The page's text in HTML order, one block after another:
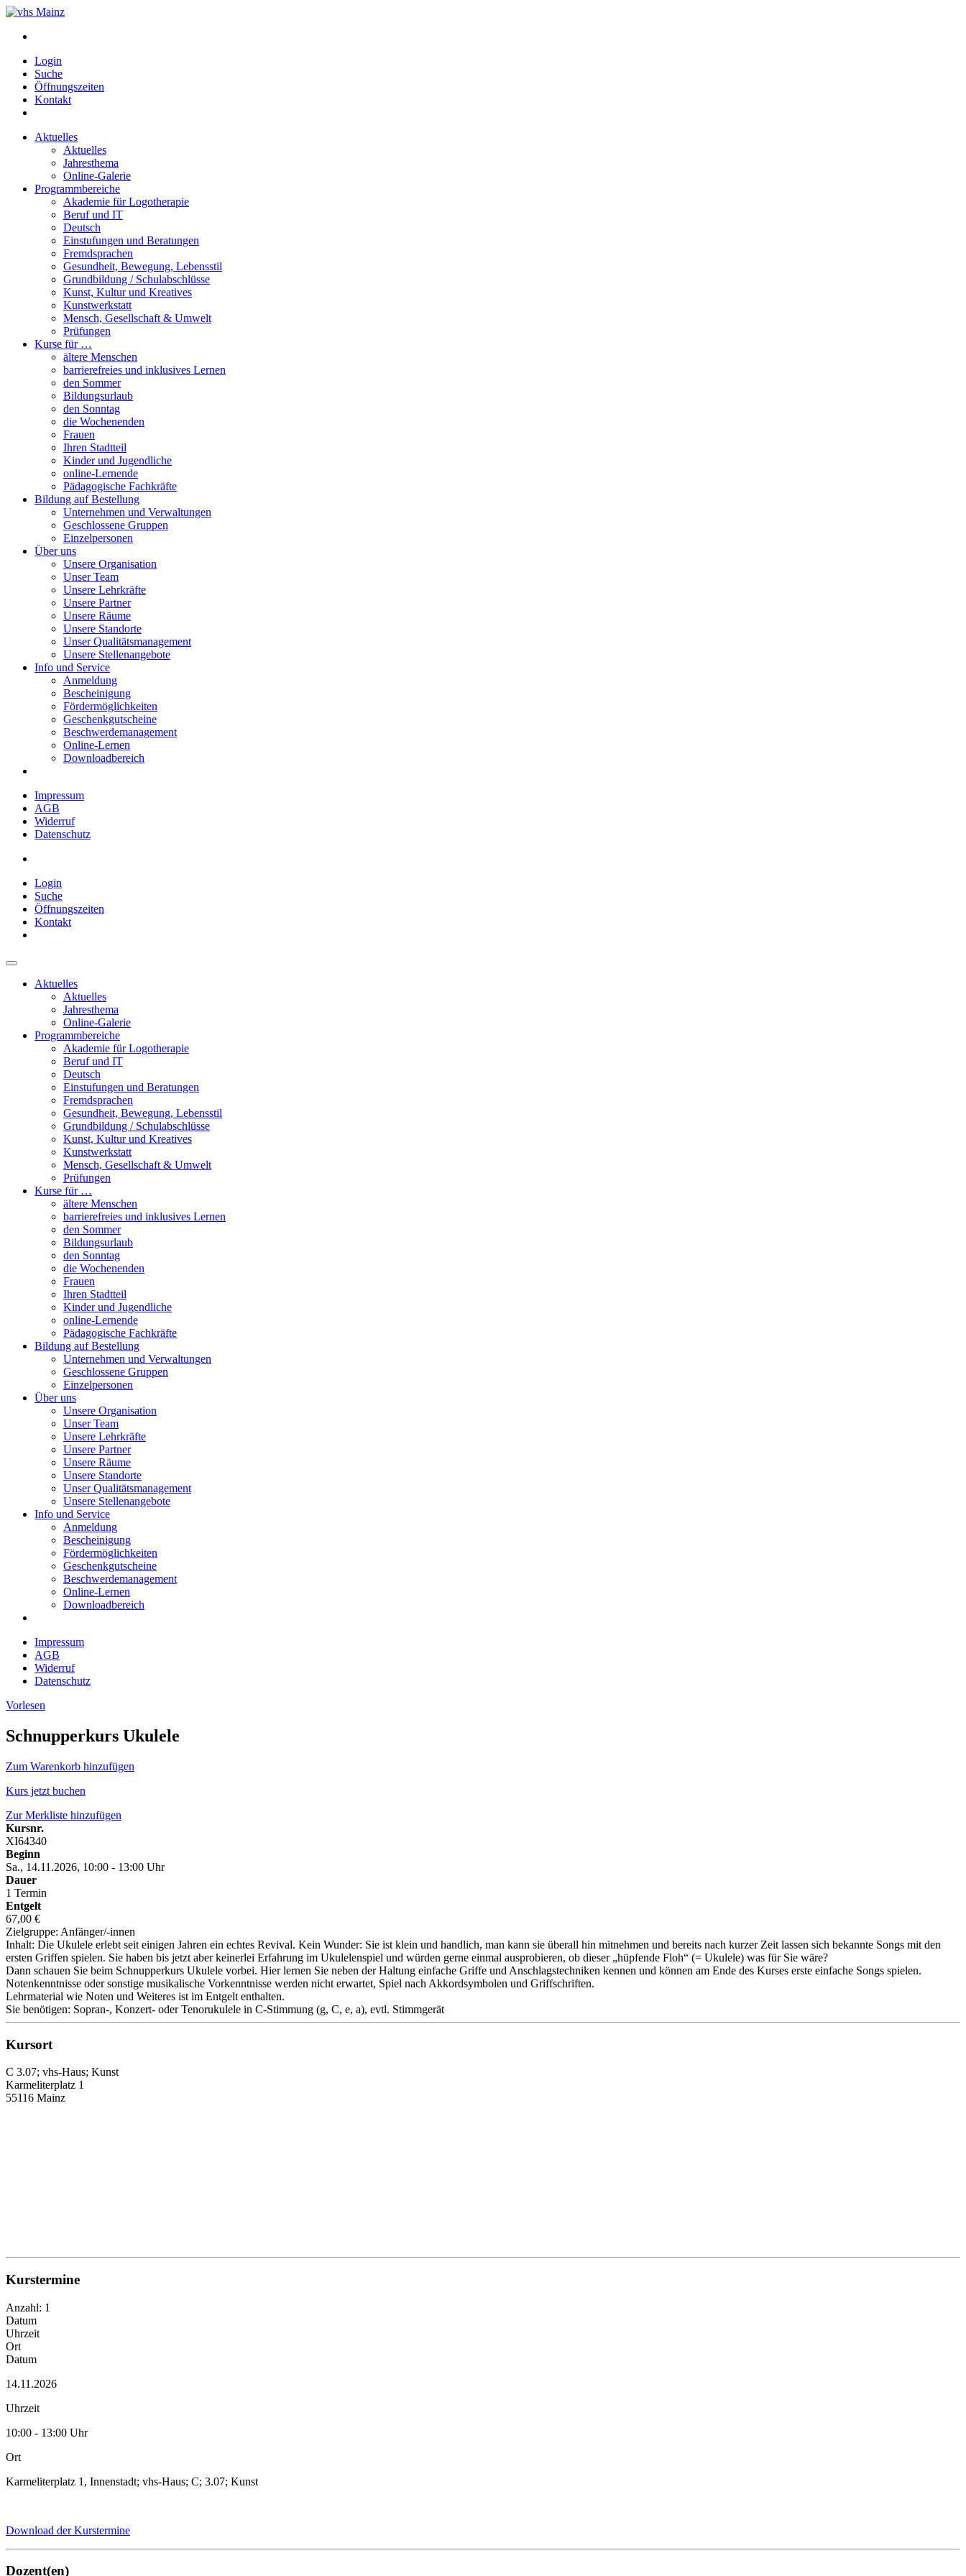
Login
Suche
Öffnungszeiten
Kontakt
Aktuelles
Aktuelles
Jahresthema
Online-Galerie
Programmbereiche
Akademie für Logotherapie
Beruf und IT
Deutsch
Einstufungen und Beratungen
Fremdsprachen
Gesundheit, Bewegung, Lebensstil
Grundbildung / Schulabschlüsse
Kunst, Kultur und Kreatives
Kunstwerkstatt
Mensch, Gesellschaft & Umwelt
Prüfungen
Kurse für …
ältere Menschen
barrierefreies und inklusives Lernen
den Sommer
Bildungsurlaub
den Sonntag
die Wochenenden
Frauen
Ihren Stadtteil
Kinder und Jugendliche
online-Lernende
Pädagogische Fachkräfte
Bildung auf Bestellung
Unternehmen und Verwaltungen
Geschlossene Gruppen
Einzelpersonen
Über uns
Unsere Organisation
Unser Team
Unsere Lehrkräfte
Unsere Partner
Unsere Räume
Unsere Standorte
Unser Qualitätsmanagement
Unsere Stellenangebote
Info und Service
Anmeldung
Bescheinigung
Fördermöglichkeiten
Geschenkgutscheine
Beschwerdemanagement
Online-Lernen
Downloadbereich
Impressum
AGB
Widerruf
Datenschutz
Login
Suche
Öffnungszeiten
Kontakt
Aktuelles
Aktuelles
Jahresthema
Online-Galerie
Programmbereiche
Akademie für Logotherapie
Beruf und IT
Deutsch
Einstufungen und Beratungen
Fremdsprachen
Gesundheit, Bewegung, Lebensstil
Grundbildung / Schulabschlüsse
Kunst, Kultur und Kreatives
Kunstwerkstatt
Mensch, Gesellschaft & Umwelt
Prüfungen
Kurse für …
ältere Menschen
barrierefreies und inklusives Lernen
den Sommer
Bildungsurlaub
den Sonntag
die Wochenenden
Frauen
Ihren Stadtteil
Kinder und Jugendliche
online-Lernende
Pädagogische Fachkräfte
Bildung auf Bestellung
Unternehmen und Verwaltungen
Geschlossene Gruppen
Einzelpersonen
Über uns
Unsere Organisation
Unser Team
Unsere Lehrkräfte
Unsere Partner
Unsere Räume
Unsere Standorte
Unser Qualitätsmanagement
Unsere Stellenangebote
Info und Service
Anmeldung
Bescheinigung
Fördermöglichkeiten
Geschenkgutscheine
Beschwerdemanagement
Online-Lernen
Downloadbereich
Impressum
AGB
Widerruf
Datenschutz
Vorlesen
Schnupperkurs Ukulele
Zum Warenkorb hinzufügen
Kurs jetzt buchen
Zur Merkliste hinzufügen
Kursnr.
XI64340
Beginn
Sa., 14.11.2026, 10:00 - 13:00 Uhr
Dauer
1 Termin
Entgelt
67,00 €
Zielgruppe: Anfänger/-innen
Inhalt: Die Ukulele erlebt seit einigen Jahren ein echtes Revival. Kein Wunder: Sie ist klein und handlich, man kann sie überall hin mitnehmen und bereits nach kurzer Zeit lassen sich bekannte Songs mit den
ersten Griffen spielen. Sie haben bis jetzt aber keinerlei Erfahrung im Ukulelenspiel und würden gerne einmal ausprobieren, ob dieser „hüpfende Floh“ (= Ukulele) was für Sie wäre?
Dann schauen Sie beim Schnupperkurs Ukulele vorbei. Hier lernen Sie neben der Haltung einfache Griffe und Anschlagstechniken kennen und können am Ende des Kurses erste einfache Songs spielen.
Notenkenntnisse oder sonstige musikalische Vorkenntnisse werden nicht erwartet, Spiel nach Akkordsymbolen und Griffschriften.
Lehrmaterial wie Noten und Weiteres ist im Entgelt enthalten.
Sie benötigen: Sopran-, Konzert- oder Tenorukulele in C-Stimmung (g, C, e, a), evtl. Stimmgerät
Kursort
C 3.07; vhs-Haus; Kunst
Karmeliterplatz 1
55116 Mainz
Kurstermine
Anzahl: 1
Datum
Uhrzeit
Ort
Datum
14.11.2026
Uhrzeit
10:00 - 13:00 Uhr
Ort
Karmeliterplatz 1, Innenstadt; vhs-Haus; C; 3.07; Kunst
Download der Kurstermine
Dozent(en)